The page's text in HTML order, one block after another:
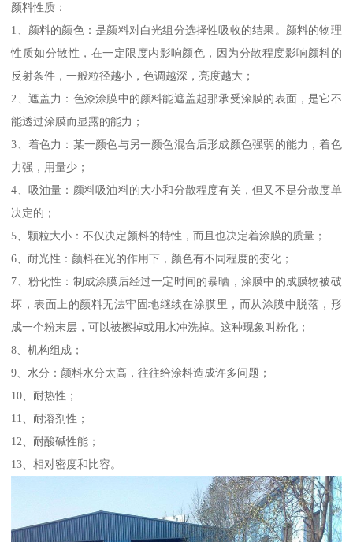
颜料性质：
1、颜料的颜色：是颜料对白光组分选择性吸收的结果。颜料的物理
性质如分散性，在一定限度内影响颜色，因为分散程度影响颜料的
反射条件，一般粒径越小，色调越深，亮度越大；
2、遮盖力：色漆涂膜中的颜料能遮盖起那承受涂膜的表面，是它不
能透过涂膜而显露的能力；
3、着色力：某一颜色与另一颜色混合后形成颜色强弱的能力，着色
力强，用量少；
4、吸油量：颜料吸油料的大小和分散程度有关，但又不是分散度单
决定的；
5、颗粒大小：不仅决定颜料的特性，而且也决定着涂膜的质量；
6、耐光性：颜料在光的作用下，颜色有不同程度的变化；
7、粉化性：制成涂膜后经过一定时间的暴晒，涂膜中的成膜物被破
坏，表面上的颜料无法牢固地继续在涂膜里，而从涂膜中脱落，形
成一个粉末层，可以被擦掉或用水冲洗掉。这种现象叫粉化；
8、机构组成；
9、水分：颜料水分太高，往往给涂料造成许多问题；
10、耐热性；
11、耐溶剂性；
12、耐酸碱性能；
13、相对密度和比容。